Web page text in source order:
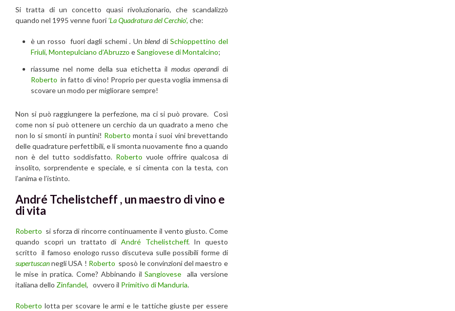
Si tratta di un concetto quasi rivoluzionario, che scandalizzò
quando nel 1995 venne fuori ‘La Quadratura del Cerchio’, che:
è un rosso fuori dagli schemi . UnblenddiSchioppettino del
Friuli, Montepulciano d’Abruzzo eSangiovese di Montalcino;
riassume nel nome della sua etichetta il modus operandidi
Roberto in fatto di vino! Proprio per questa voglia immensa di
scovare un modo per migliorare sempre!
Non si può raggiungere la perfezione, ma ci si può provare. Così
come non si può ottenere un cerchio da un quadrato a meno che
non lo si smonti in puntini! Roberto monta i suoi vini brevettando
delle quadrature perfettibili, e li smonta nuovamente fino a quando
non è del tutto soddisfatto. Roberto vuole offrire qualcosa di
insolito, sorprendente e speciale, e si cimenta con la testa, con
l’anima e l’istinto.
André Tchelistcheff , un maestro di vino e
di vita
Roberto si sforza di rincorre continuamente il vento giusto. Come
quando scoprì un trattato di André Tchelistcheff. In questo
scritto il famoso enologo russo discuteva sulle possibili forme di
supertuscannegli USA ! Roberto sposò le convinzioni del maestro e
le mise in pratica. Come? Abbinando ilSangiovese alla versione
italiana dello Zinfandel, ovvero il Primitivo di Manduria.
Roberto lotta per scovare le armi e le tattiche giuste per essere